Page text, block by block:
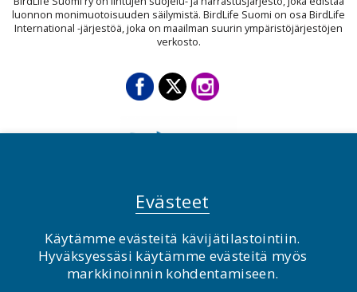
luonnon monimuotoisuuden säilymistä. BirdLife Suomi on osa BirdLife
International -järjestöä, joka on maailman suurin ympäristöjärjestöjen
verkosto.
© BirdLife Suomi ry 2026
Evästeet
Käytämme evästeitä kävijätilastointiin.
Hyväksyessäsi käytämme evästeitä myös
markkinoinnin kohdentamiseen.